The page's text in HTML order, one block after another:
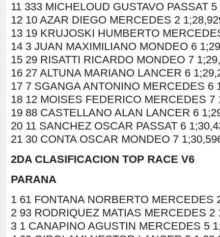
11 333 MICHELOUD GUSTAVO PASSAT
12 10 AZAR DIEGO MERCEDES 2
13 19 KRUJOSKI HUMBERTO
14 3 JUAN MAXIMILIANO MONDEO 6
15 29 RISATTI RICARDO MONDEO 7
16 27 ALTUNA MARIANO LANCER 6
17 7 SGANGA ANTONINO MERCEDES 6
18 12 MOISES FEDERICO MERCEDES 7
19 88 CASTELLANO ALAN LANCER 6
20 11 SANCHEZ OSCAR PASSAT 6
21 30 CONTA OSCAR MONDEO 7
2DA CLASIFICACION TOP RACE V6
PARANA
1 61 FONTANA NORBERTO MERCEDES
2 93 RODRIQUEZ MATIAS MERCEDES 2
3 1 CANAPINO AGUSTIN MERCEDES 5